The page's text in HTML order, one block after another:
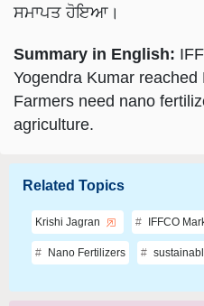
ਸਮਾਪਤ ਹੋਇਆ।
Summary in English:
Yogendra Kumar
Farmers need nano
agriculture.
Related Topics
Krishi Jagran IFFCO
Nano Fertilizers